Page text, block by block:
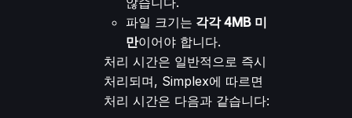
파일 크기는 각각 4MB 미
만이어야 합니다.
처리 시간은 일반적으로 즉시
처리되며, Simplex에 따르면
처리 시간은 다음과 같습니다: